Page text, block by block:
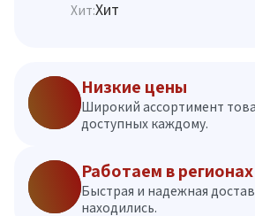
Хит:Хит
Низкие цены
Широкий ассортимент
доступных каждому.
Работаем в регионах
Быстрая и надежная
находились.